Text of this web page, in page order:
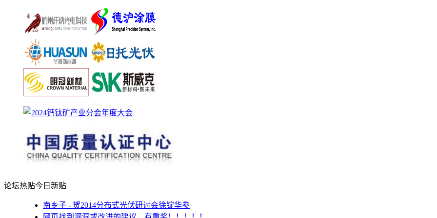
论坛热贴今日新贴
南乡子 - 贺2014分布式光伏研讨会徐锭华参